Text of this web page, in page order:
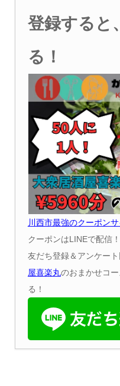
登録すると
る！
川西市最強のクーポンサ
クーポンはLINEで配信！
友だち登録＆アンケート
屋喜楽丸のおまかせコ
る！